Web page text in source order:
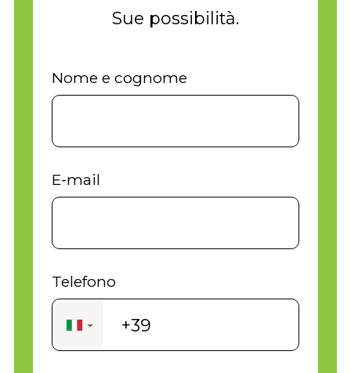
Sue possibilità.
Nome e cognome
E-mail
Telefono
▼ +39